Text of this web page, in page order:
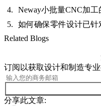
Neway小批量CNC加
如何确保零件设计已针
Related Blogs
订阅以获取设计和制造专
分享此文章: